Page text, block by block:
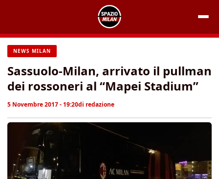
contenuto
NEWS MILAN
Sassuolo-Milan, arrivato il pullman
dei rossoneri al “Mapei Stadium”
5 Novembre 2017 - 19:20di redazione